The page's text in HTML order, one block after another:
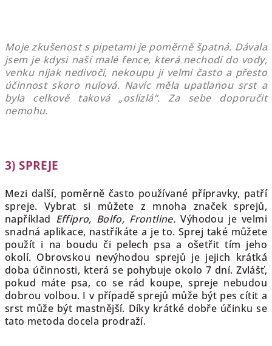
Moje zkušenost s pipetami je poměrně špatná. Dávala
jsem je kdysi naší malé fence, která nechodí do vody,
venku nijak nedivočí, nekoupu ji velmi často a přesto
účinnost skoro nulová. Navíc měla upatlanou srst a
byla celkově taková „oslizlá“. Za sebe doporučit
nemohu.
3) SPREJE
Mezi další, poměrně často používané přípravky, patří
spreje. Vybrat si můžete z mnoha značek sprejů,
například Effipro, Bolfo, Frontline. Výhodou je velmi
snadná aplikace, nastříkáte a je to. Sprej také můžete
použít i na boudu či pelech psa a ošetřit tím jeho
okolí. Obrovskou nevýhodou sprejů je jejich krátká
doba účinnosti, která se pohybuje okolo 7 dní. Zvlášť,
pokud máte psa, co se rád koupe, spreje nebudou
dobrou volbou. I v případě sprejů může být pes cítit a
srst může být mastnější. Díky krátké dobře účinku se
tato metoda docela prodraží.